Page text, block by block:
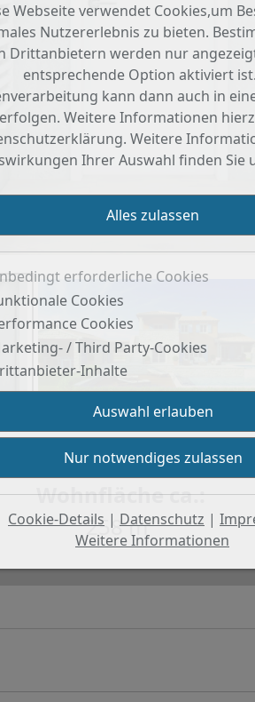
Wohnfläche ca.:
258 m²
Webseite verwendet Cookies,um
Nutzererlebnis zu bieten.
Drittanbietern werden nur
entsprechende Option aktiviert
kann dann auch in
erfolgen. Weitere Informationen
Weitere
Ihrer Auswahl finden Sie
erforderliche Cookies
Cookies
Cookies
/ Third Party-Cookies
Inhalte
Cookie-Details | Datenschutz |
Weitere Informationen